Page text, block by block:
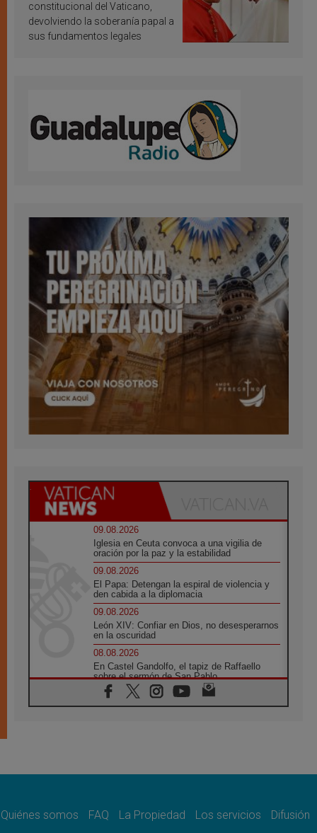
constitucional del Vaticano,
devolviendo la soberanía papal a
sus fundamentos legales
09.08.2026
Iglesia en Ceuta convoca a una vigilia de
oración por la paz y la estabilidad
09.08.2026
El Papa: Detengan la espiral de violencia y
den cabida a la diplomacia
09.08.2026
León XIV: Confiar en Dios, no desesperarnos
en la oscuridad
08.08.2026
En Castel Gandolfo, el tapiz de Raffaello
sobre el sermón de San Pablo
08.08.2026
En Colombia, «la paz no se compra con una
08.08.2026
08.08.2026
Quiénes somos FAQ La Propiedad Los servicios Difusión